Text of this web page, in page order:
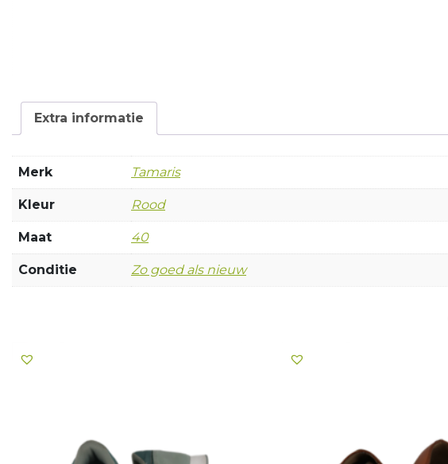
Extra informatie
Merk Tamaris
Kleur Rood
Maat 40
Conditie Zo goed als nieuw